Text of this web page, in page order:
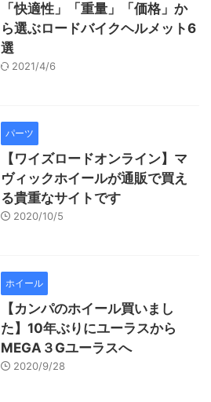
「快適性」「重量」「価格」か
ら選ぶロードバイクヘルメット6
選
2021/4/6
パーツ
【ワイズロードオンライン】マ
ヴィックホイールが通販で買え
る貴重なサイトです
2020/10/5
ホイール
【カンパのホイール買いまし
た】10年ぶりにユーラスから
MEGA３Gユーラスへ
2020/9/28